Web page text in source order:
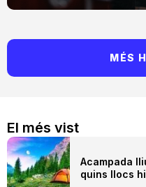
El més vist
Acampada
quins llocs
MÉS